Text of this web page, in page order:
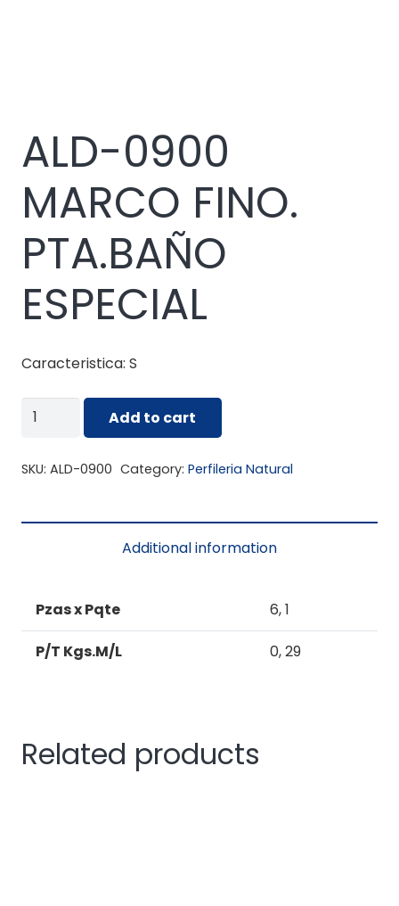
ALD-0900
MARCO FINO.
PTA.BAÑO
ESPECIAL
Caracteristica: S
ALD-
Add to cart
SKU: ALD-0900 Category: Perfileria Natural
Additional information
Pzas x Pqte 6, 1
P/T Kgs.M/L 0, 29
Related products